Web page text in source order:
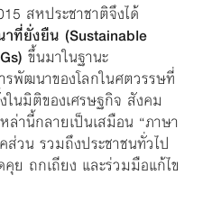
สหประชาชาติจึงได้
ที่ยั่งยืน (Sustainable
ขึ้นมาในฐานะ
รพัฒนาของโลกในศตวรรษที่
นมิติของเศรษฐกิจ สังคม
ล่านี้กลายเป็นเสมือน “ภาษา
วน รวมถึงประชาชนทั่วไป
ย ถกเถียง และร่วมมือแก้ไข